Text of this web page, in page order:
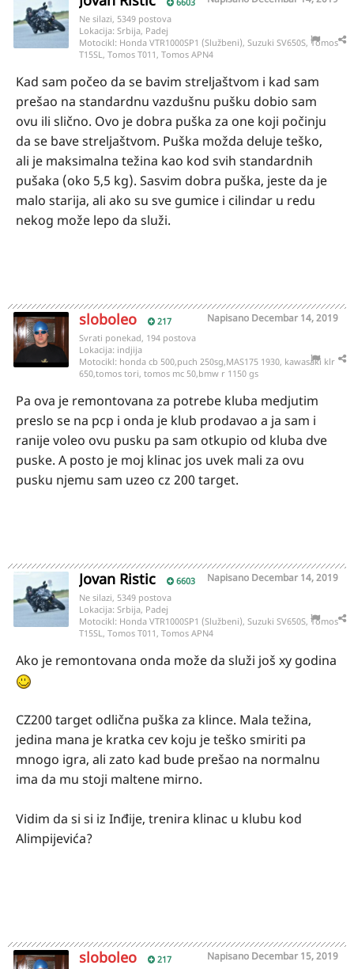
Ne silazi, 5349 postova
Lokacija: Srbija, Padej
Motocikl: Honda VTR1000SP1 (Službeni), Suzuki SV650S, Tomos
T15SL, Tomos T011, Tomos APN4
Kad sam počeo da se bavim streljaštvom i kad sam
prešao na standardnu vazdušnu pušku dobio sam
ovu ili slično. Ovo je dobra puška za one koji počinju
da se bave streljaštvom. Puška možda deluje teško,
ali je maksimalna težina kao kod svih standardnih
pušaka (oko 5,5 kg). Sasvim dobra puška, jeste da je
malo starija, ali ako su sve gumice i cilindar u redu
nekog može lepo da služi.
sloboleo 217 Napisano Decembar 14, 2019
Svrati ponekad, 194 postova
Lokacija: indjija
Motocikl: honda cb 500,puch 250sg,MAS175 1930, kawasaki klr
650,tomos tori, tomos mc 50,bmw r 1150 gs
Pa ova je remontovana za potrebe kluba medjutim
preslo se na pcp i onda je klub prodavao a ja sam i
ranije voleo ovu pusku pa sam otkupio od kluba dve
puske. A posto je moj klinac jos uvek mali za ovu
pusku njemu sam uzeo cz 200 target.
Jovan Ristic 6603 Napisano Decembar 14, 2019
Ne silazi, 5349 postova
Lokacija: Srbija, Padej
Motocikl: Honda VTR1000SP1 (Službeni), Suzuki SV650S, Tomos
T15SL, Tomos T011, Tomos APN4
Ako je remontovana onda može da služi još xy godina
CZ200 target odlična puška za klince. Mala težina,
jedina mana je kratka cev koju je teško smiriti pa
mnogo igra, ali zato kad bude prešao na normalnu
ima da mu stoji maltene mirno.
Vidim da si si iz Inđije, trenira klinac u klubu kod
Alimpijevića?
sloboleo 217 Napisano Decembar 15, 2019